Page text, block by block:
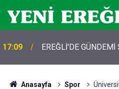
17:09 EREĞLİ'DE GÜNDEMİ
Anasayfa Spor